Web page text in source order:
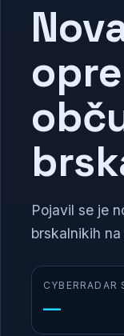
Pojavil se je
brskalnikih
CYBERRADAR
—